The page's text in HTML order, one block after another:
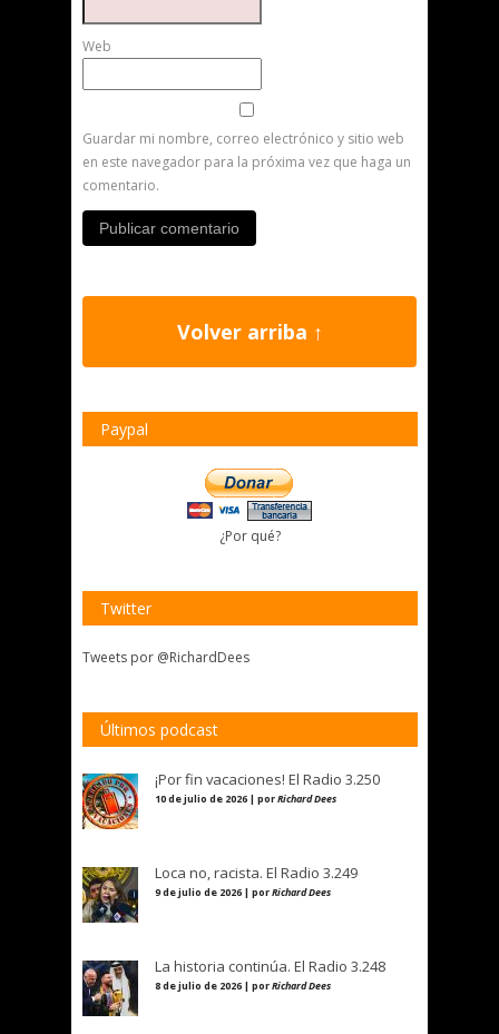
Web
Guardar mi nombre, correo electrónico y sitio web
en este navegador para la próxima vez que haga un
comentario.
Volver arriba ↑
Paypal
¿Por qué?
Twitter
Tweets por @RichardDees
Últimos podcast
¡Por fin vacaciones! El Radio 3.250
10 de julio de 2026 | porRichard Dees
Loca no, racista. El Radio 3.249
9 de julio de 2026 | porRichard Dees
La historia continúa. El Radio 3.248
8 de julio de 2026 | porRichard Dees